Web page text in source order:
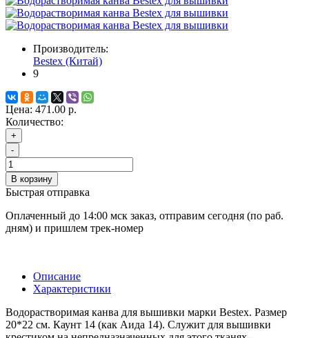
Производитель:
Bestex (Китай)
9
Цена: 471.00 р.
Количество:
+
-
В корзину
Быстрая отправка
Оплаченный до 14:00 мск заказ, отправим сегодня (по раб.
дням) и пришлем трек-номер
Описание
Характеристики
Водорастворимая канва для вышивки марки Bestex. Размер
20*22 см. Каунт 14 (как Аида 14). Служит для вышивки